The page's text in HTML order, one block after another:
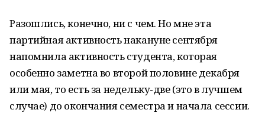
Разошлись, конечно, ни с чем. Но мне эта
партийная активность накануне сентября
напомнила активность студента, которая
особенно заметна во второй половине декабря
или мая, то есть за недельку-две (это в лучшем
случае) до окончания семестра и начала сессии.